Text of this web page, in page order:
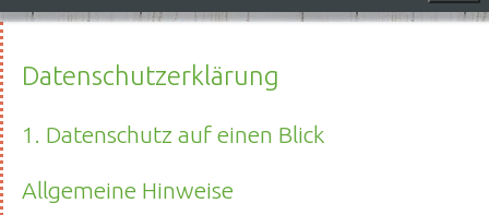
Datenschutzerklärung
1. Datenschutz auf einen Blick
Allgemeine Hinweise